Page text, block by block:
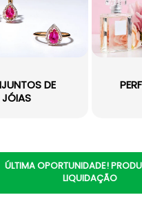
DE
JÓIAS
ÚLTIMA OPORTUNIDADE!
LIQUIDAÇÃO